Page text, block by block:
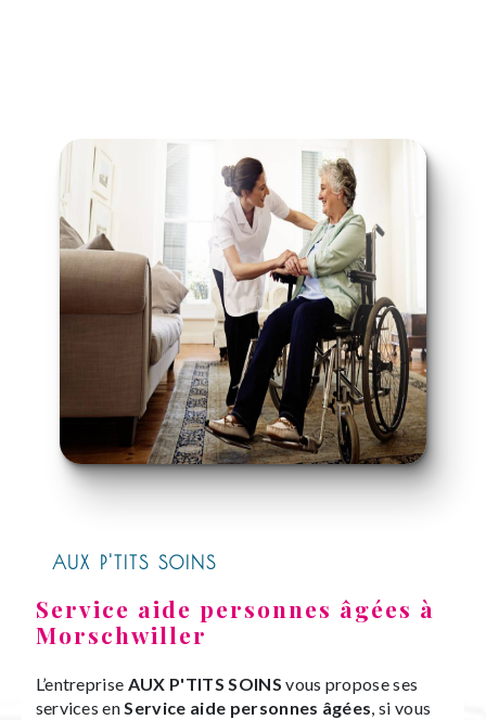
AUX P'TITS SOINS
Service aide personnes âgées à
Morschwiller
L’entreprise AUX P'TITS SOINS vous propose ses
services enService aide personnes âgées, si vous